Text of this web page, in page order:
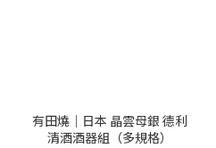
有田燒｜日本 晶雲母銀 德利
清酒酒器組（多規格）